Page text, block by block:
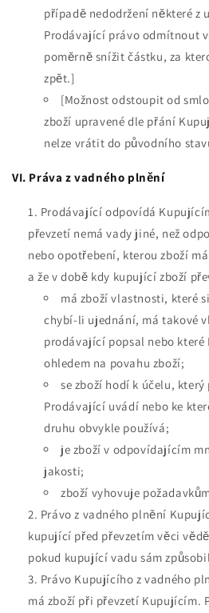
případě nedodržení některé z
Prodávající právo odmítnout
poměrně snížit částku, za
zpět.]
[Možnost odstoupit od
zboží upravené dle přání
nelze vrátit do původního
VI. Práva z vadného plnění
Prodávající odpovídá
převzetí nemá vady jiné, než
nebo opotřebení, kterou zboží
a že v době kdy kupující zboží
má zboží vlastnosti, které
chybí-li ujednání, má takové
prodávající popsal nebo
ohledem na povahu zboží;
se zboží hodí k účelu,
Prodávající uvádí nebo ke
druhu obvykle používá;
je zboží v odpovídajícím
jakosti;
zboží vyhovuje
Právo z vadného plnění
kupující před převzetím věci
pokud kupující vadu sám
Právo Kupujícího z vadného
má zboží při převzetí Kupujícím.